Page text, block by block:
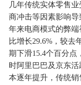
几年传统实体零售
商冲击等因素影响
年来电商模式的弊端
比增长29.6%，较去
期下滑15.4个百分点
时阿里巴巴及京东
本逐年提升，传统